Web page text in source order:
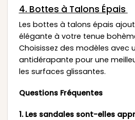
4. Bottes à Talons Épais
Les bottes à talons épais
élégante à votre tenue
Choisissez des modèles avec
antidérapante pour une
les surfaces glissantes.
Questions Fréquentes
1. Les sandales sont-elles